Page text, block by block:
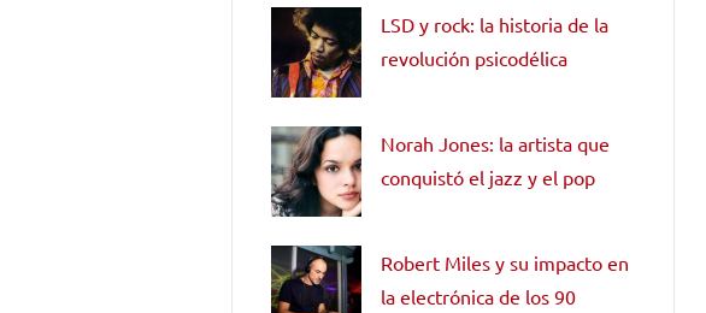
LSD y rock: la historia de la
revolución psicodélica
Norah Jones: la artista que
conquistó el jazz y el pop
Robert Miles y su impacto en
la electrónica de los 90